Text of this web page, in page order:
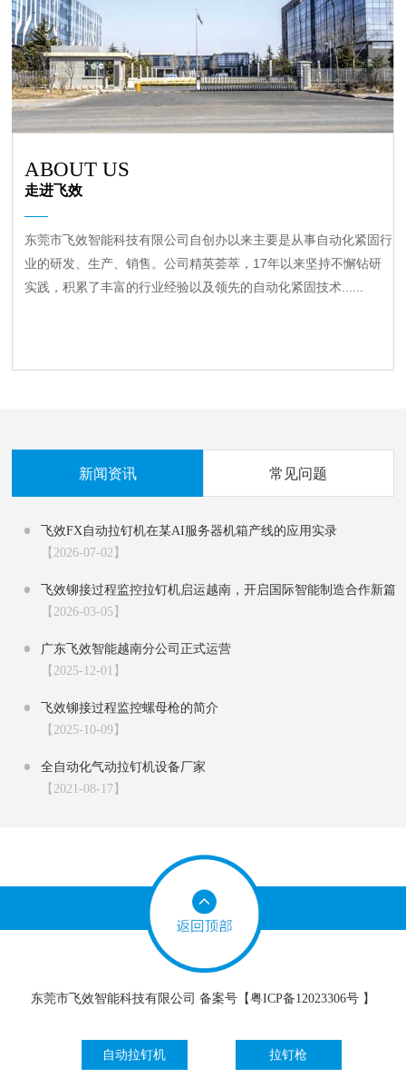
ABOUT US
走进飞效
东莞市飞效智能科技有限公司自创办以来主要是从事自动化紧固行
业的研发、生产、销售。公司精英荟萃，17年以来坚持不懈钻研
实践，积累了丰富的行业经验以及领先的自动化紧固技术......
新闻资讯 常见问题
飞效FX自动拉钉机在某AI服务器机箱产线的应用实录‌
【2026-07-02】
飞效铆接过程监控拉钉机启运越南，开启国际智能制造合作新篇
章
【2026-03-05】
广东飞效智能越南分公司正式运营
【2025-12-01】
飞效铆接过程监控螺母枪的简介
【2025-10-09】
全自动化气动拉钉机设备厂家
【2021-08-17】
东莞市飞效智能科技有限公司 备案号【粤ICP备12023306号 】
拉钉枪
自动拉钉机